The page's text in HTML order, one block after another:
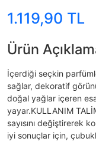
1.119,90 TL
Ürün
İçerdiği seçkin
sağlar, dekoratif
doğal yağlar içeren
yayar.KULLANIM
sayısını değiştirerek
iyi sonuçlar için,